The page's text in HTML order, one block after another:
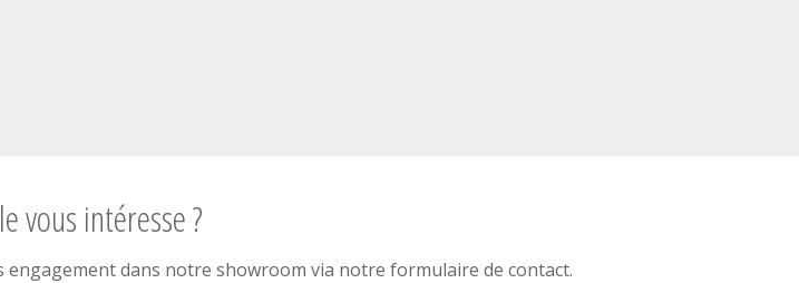
vous intéresse ?
dans notre showroom via notre formulaire de contact.